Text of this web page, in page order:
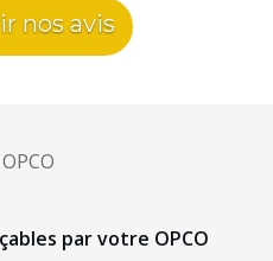
nos avis
par votre OPCO